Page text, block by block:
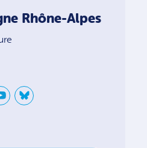
Rhône-Alpes